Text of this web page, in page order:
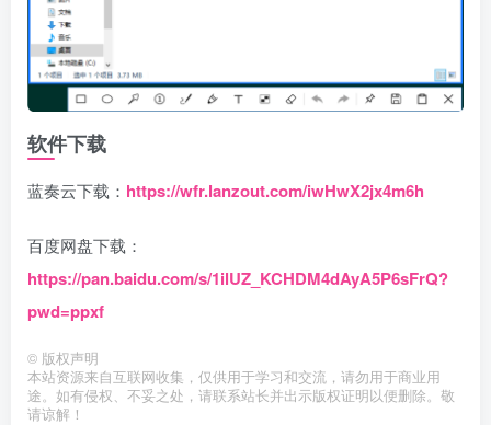
软件下载
蓝奏云下载： https://wfr.lanzout.com/iwHwX2jx4m6h
百度网盘下载：
https://pan.baidu.com/s/1ilUZ_KCHDM4dAyA5P6sFrQ?
pwd=ppxf
© 版权声明
本站资源来自互联网收集，仅供用于学习和交流，请勿用于商业用
途。如有侵权、不妥之处，请联系站长并出示版权证明以便删除。敬
请谅解！